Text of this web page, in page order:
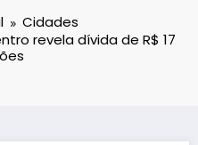
Cidades
revela dívida de R$ 17